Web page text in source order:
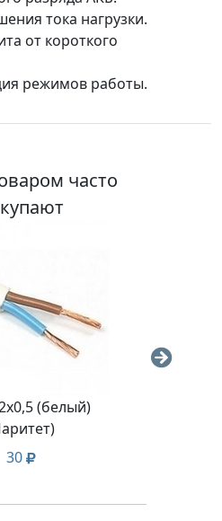
тока нагрузки.
от короткого
режимов работы.
часто
(белый)
30